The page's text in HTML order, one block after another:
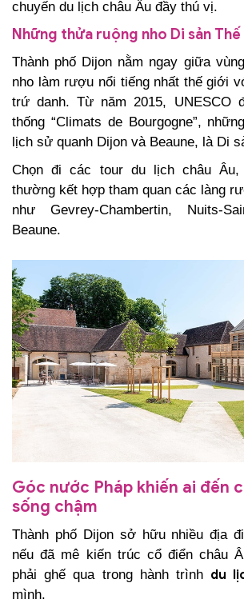
chuyến du lịch châu Âu đầy thú vị.
Những thửa ruộng nho Di sản
Thành phố Dijon nằm ngay giữa
nho làm rượu nổi tiếng nhất thế giới
trứ danh. Từ năm 2015, UNESCO
thống “Climats de Bourgogne”,
lịch sử quanh Dijon và Beaune, là Di
Chọn đi các tour du lịch châu Âu,
thường kết hợp tham quan các làng
như Gevrey-Chambertin, Nuits-
Beaune.
Góc nước Pháp khiến ai đến
sống chậm
Thành phố Dijon sở hữu nhiều địa
nếu đã mê kiến trúc cổ điển châu
phải ghế qua trong hành trình du
mình.